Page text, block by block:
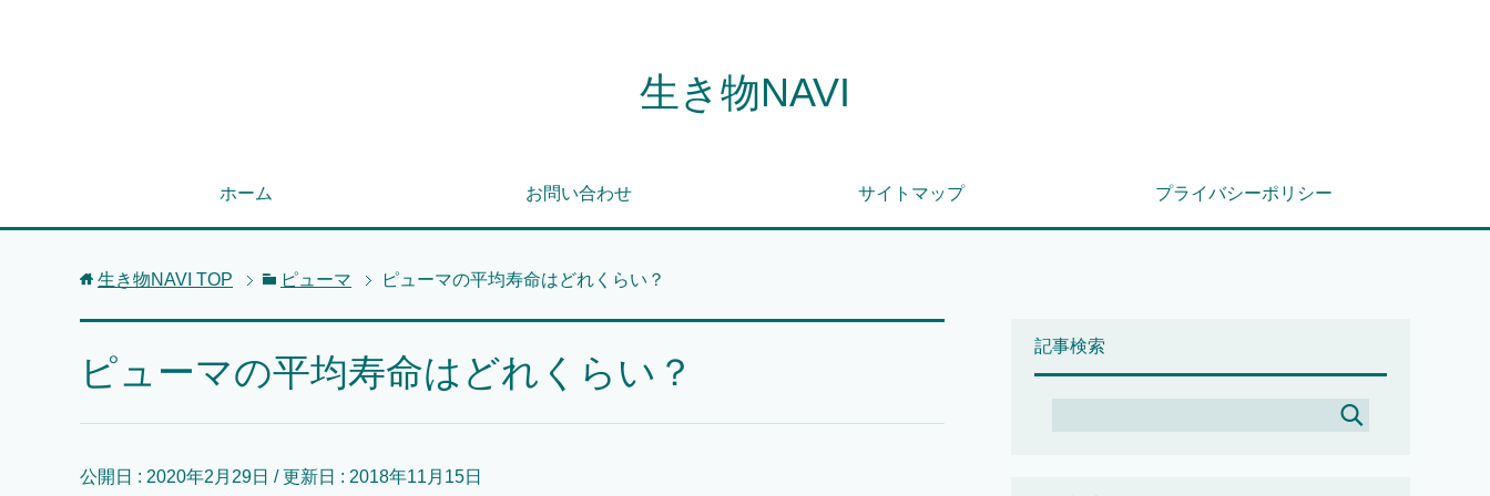
生き物NAVI
ホーム お問い合わせ サイトマップ プライバシーポリシー
生き物NAVI TOP ピューマ ピューマの平均寿命はどれくらい？
ピューマの平均寿命はどれくらい？
公開日 : 2020年2月29日 / 更新日 : 2018年11月15日
記事検索